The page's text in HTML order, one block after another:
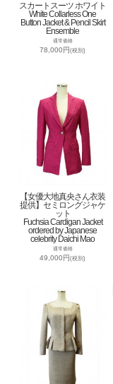
スカートスーツ ホワイト
White Collarless One
Button Jacket & Pencil Skirt
Ensemble
通常価格
78,000円(税別)
【女優大地真央さん衣装
提供】セミロングジャケ
ット
Fuchsia Cardigan Jacket
ordered by Japanese
celebrity Daichi Mao
通常価格
49,000円(税別)